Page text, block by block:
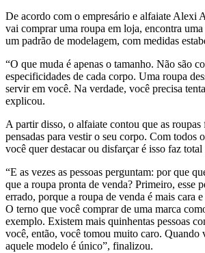
De acordo com o empresário e alfaiate Alexi
vai comprar uma roupa em loja, encontra
um padrão de modelagem, com medidas
“O que muda é apenas o tamanho. Não são
especificidades de cada corpo. Uma roupa
servir em você. Na verdade, você precisa
explicou.
A partir disso, o alfaiate contou que as roupas
pensadas para vestir o seu corpo. Com todos
você quer destacar ou disfarçar é isso faz total
“E as vezes as pessoas perguntam: por que
que a roupa pronta de venda? Primeiro, esse
errado, porque a roupa de venda é mais cara
O terno que você comprar de uma marca
exemplo. Existem mais quinhentas pessoas
você, então, você tomou muito caro. Quando
aquele modelo é único”, finalizou.